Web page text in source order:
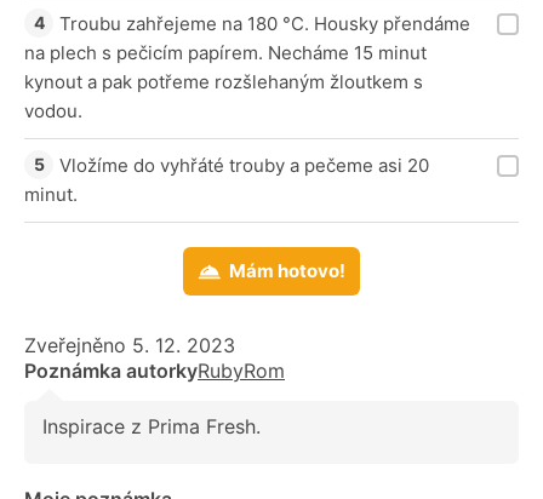
Troubu zahřejeme na 180 °C. Housky přendáme
na plech s pečicím papírem. Necháme 15 minut
kynout a pak potřeme rozšlehaným žloutkem s
vodou.
Vložíme do vyhřáté trouby a pečeme asi 20
minut.
Mám hotovo!
Zveřejněno 5. 12. 2023
Poznámka autorkyRubyRom
Inspirace z Prima Fresh.